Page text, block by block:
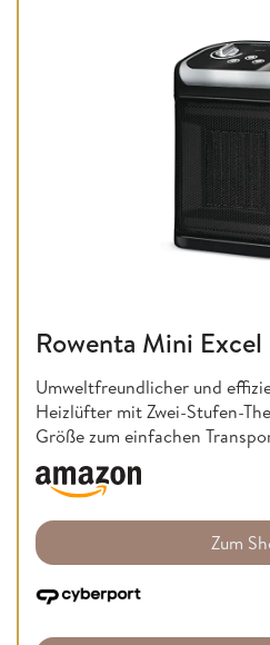
Rowenta Mini Excel
Umweltfreundlicher und
Heizlüfter mit Zwei-Stufen-
Größe zum einfachen
Zum